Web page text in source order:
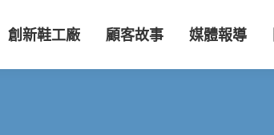
創新鞋工廠 顧客故事 媒體報導